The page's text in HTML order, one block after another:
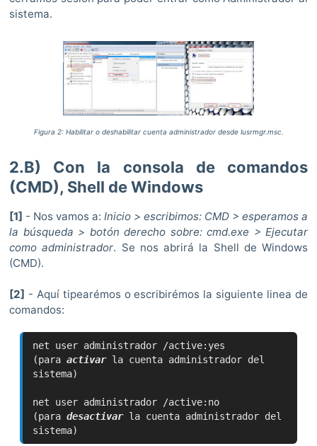
sistema.
Figura 2: Habilitar o deshabilitar cuenta administrador desde lusrmgr.msc.
2.B) Con la consola de comandos
(CMD), Shell de Windows
[1] - Nos vamos a: Inicio > escribimos: CMD > esperamos a
la búsqueda > botón derecho sobre: cmd.exe > Ejecutar
como administrador. Se nos abrirá la Shell de Windows
(CMD).
[2] - Aquí tipearémos o escribirémos la siguiente linea de
comandos:
net user administrador /active:yes
(para activarla cuenta administrador del
sistema)
net user administrador /active:no
(para desactivarla cuenta administrador del
sistema)